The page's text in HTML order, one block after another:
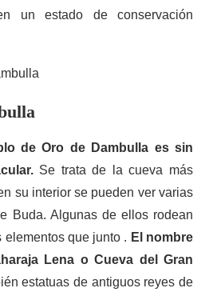
un estado de conservación
de Oro de Dambulla es sin
Se trata de la cueva más
su interior se pueden ver varias
Buda. Algunas de ellos rodean
que junto . El nombre
Lena o Cueva del Gran
estatuas de antiguos reyes de